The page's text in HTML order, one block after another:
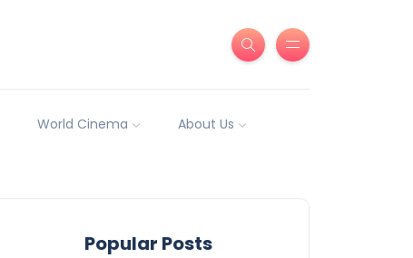
World Cinema About Us
Popular Posts